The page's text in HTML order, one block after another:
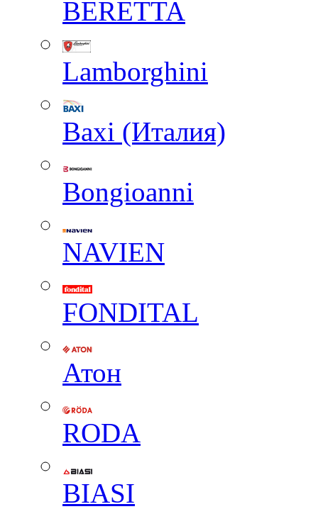
BERETTA
Lamborghini
Baxi (Италия)
Вongioanni
NAVIEN
FONDITAL
Атон
RODA
BIASI